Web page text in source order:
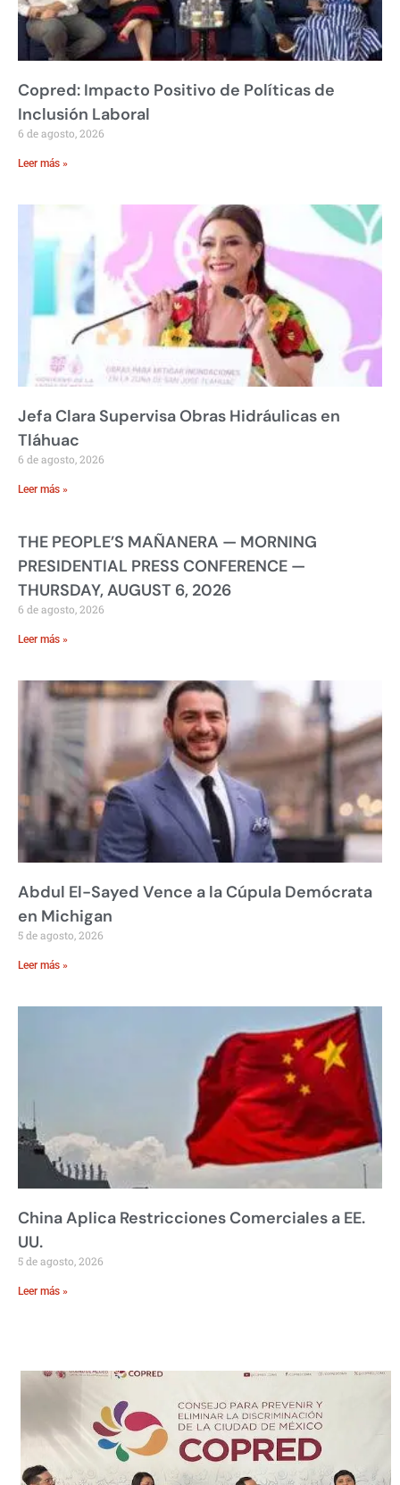
Copred: Impacto Positivo de Políticas de
Inclusión Laboral
6 de agosto, 2026
Leer más »
Jefa Clara Supervisa Obras Hidráulicas en
Tláhuac
6 de agosto, 2026
Leer más »
THE PEOPLE’S MAÑANERA — MORNING
PRESIDENTIAL PRESS CONFERENCE —
THURSDAY, AUGUST 6, 2026
6 de agosto, 2026
Leer más »
Abdul El-Sayed Vence a la Cúpula Demócrata
en Michigan
5 de agosto, 2026
Leer más »
China Aplica Restricciones Comerciales a EE.
UU.
5 de agosto, 2026
Leer más »